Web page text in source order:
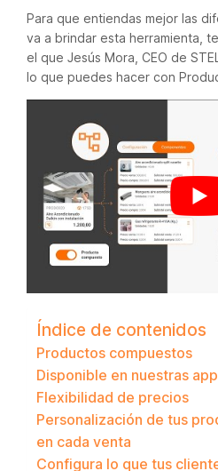
Para que entiendas mejor las
va a brindar esta herramienta,
el que Jesús Mora, CEO de
lo que puedes hacer con
Índice de contenidos
Productos compuestos
Disponible en nuestras
Flexibilidad de precios
Personalización de tus
en cada venta
Configura lo que tus